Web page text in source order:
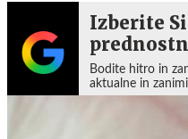
Izberite
Bodite hitro in
aktualne in